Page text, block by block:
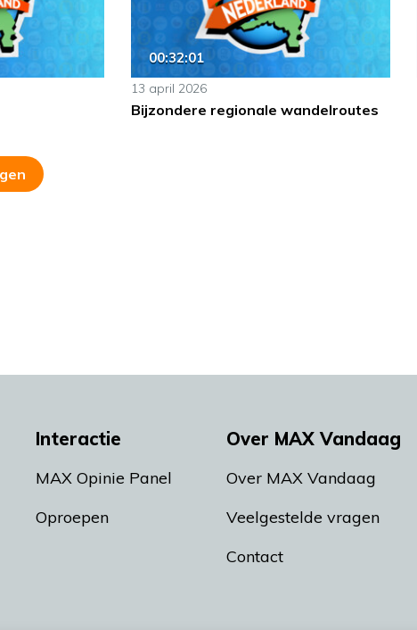
00:32:01
13 april 2026
Bijzondere regionale wandelroutes
Interactie
MAX Opinie Panel
Oproepen
Over MAX Vandaag
Over MAX Vandaag
Veelgestelde vragen
Contact